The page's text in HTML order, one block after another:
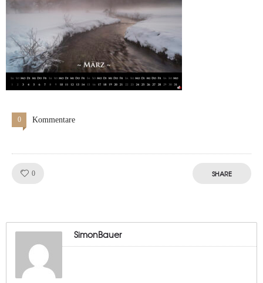
0 Kommentare
0 SHARE
SimonBauer